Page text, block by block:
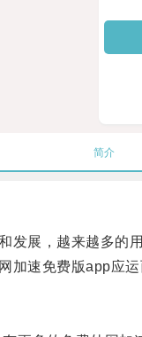
简介
展，越来越多的用
速免费版app应运